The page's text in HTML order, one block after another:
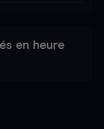
en heure